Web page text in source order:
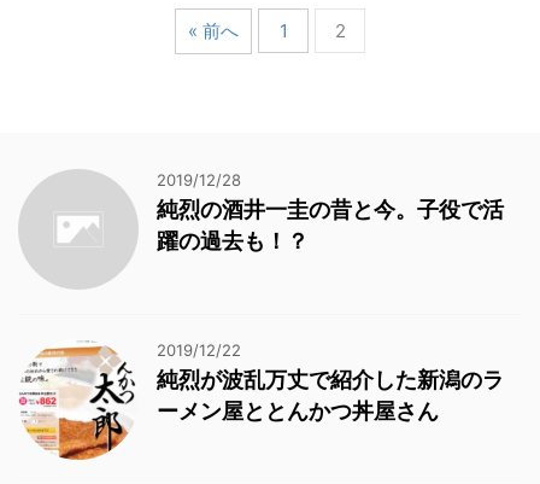
« 前へ 1 2
2019/12/28
純烈の酒井一圭の昔と今。子役で活
躍の過去も！？
2019/12/22
純烈が波乱万丈で紹介した新潟のラ
ーメン屋ととんかつ丼屋さん